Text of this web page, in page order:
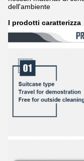
dell'ambiente
I prodotti caratterizza